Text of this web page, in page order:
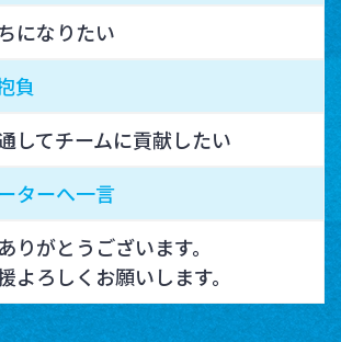
になりたい
負
してチームに貢献したい
ターへ一言
りがとうございます。
よろしくお願いします。